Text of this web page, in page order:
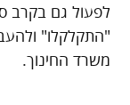
לפעול גם בקרב
"התקלקלו"
משרד החינוך.